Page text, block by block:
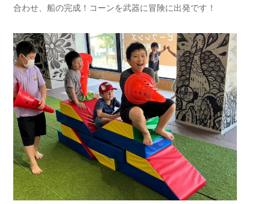
合わせ、船の完成！コーンを武器に冒険に出発です！